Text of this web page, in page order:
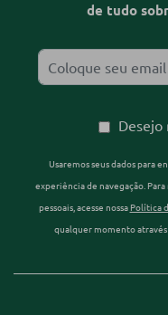
de tudo
Usaremos seus dados para
experiência de navegação.
pessoais, acesse nossa Política
qualquer momento